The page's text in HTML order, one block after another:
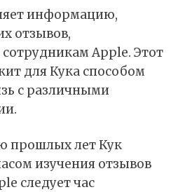
информацию,
отзывов,
Apple. Этот
для Кука способом
с различными
прошлых лет Кук
изучения отзывов
следует час